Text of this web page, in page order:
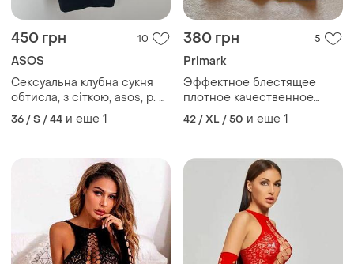
450 грн 10
ASOS
Сексуальна клубна сукня
обтисла, з сіткою, asos, р. s
m
36 / S / 44 и еще 1
380 грн 5
Primark
Эффектное блестящее
плотное качественное
клубное платье на тонких
бретельках
42 / XL / 50 и еще 1